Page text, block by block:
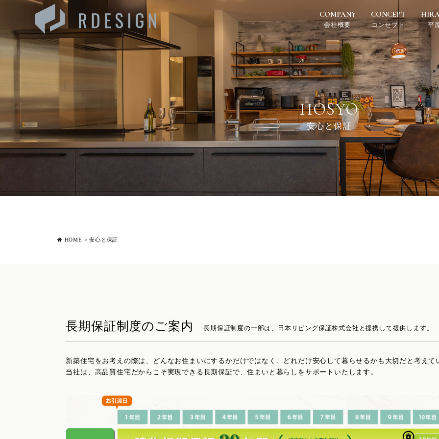
COMPANY
会社概要
CONCEPT
コンセプト 平
HOSYO
安心と保証
HOME >安心と保証
長期保証制度のご案内 長期保証制度の一部は、 日本リビング保証株式会社と提携して提供します。
新築住宅をお考えの際は、どんなお住まいにするかだけではなく、どれだけ安心して暮らせるかも大切だと考えて
当社は、高品質住宅だからこそ実現できる長期保証で、住まいと暮らしをサポートいたします。